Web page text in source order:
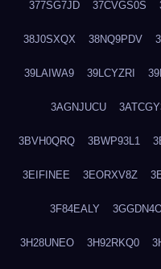
377SG7JD 37CVGS0S
38J0SXQX 38NQ9PDV
39LAIWA9 39LCYZRI
3AGNJUCU
3BVH0QRQ 3BWP93L1
3EIFINEE 3EORXV8Z
3F84EALY
3H28UNEO 3H92RKQ0